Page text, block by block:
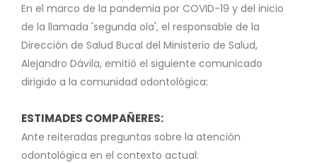
En el marco de la pandemia por COVID-19 y del inicio
de la llamada 'segunda ola', el responsable de la
Dirección de Salud Bucal del Ministerio de Salud,
Alejandro Dávila, emitió el siguiente comunicado
dirigido a la comunidad odontológica:
ESTIMADES COMPAÑERES:
Ante reiteradas preguntas sobre la atención
odontológica en el contexto actual: